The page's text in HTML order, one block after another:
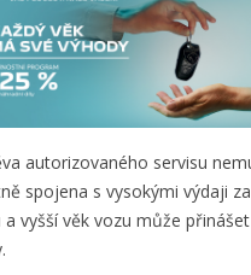
autorizovaného servisu
spojena s vysokými výdaji za
a vyšší věk vozu může